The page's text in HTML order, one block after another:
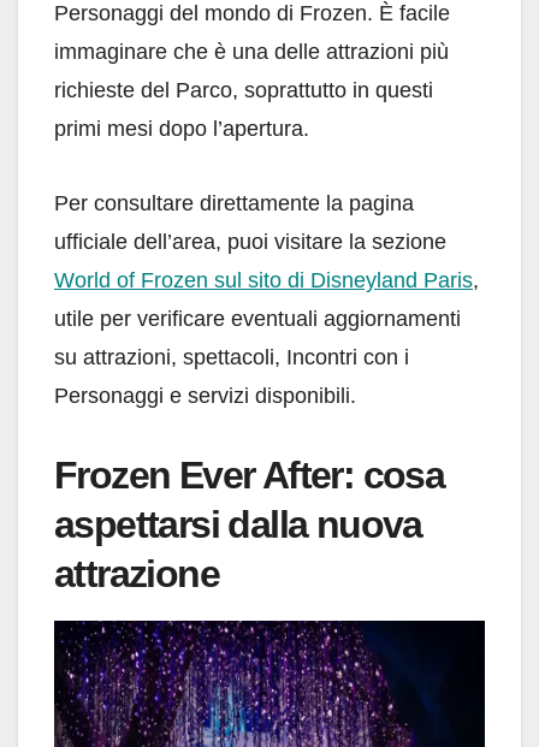
Personaggi del mondo di Frozen. È facile
immaginare che è una delle attrazioni più
richieste del Parco, soprattutto in questi
primi mesi dopo l’apertura.
Per consultare direttamente la pagina
ufficiale dell’area, puoi visitare la sezione
World of Frozen sul sito di Disneyland Paris,
utile per verificare eventuali aggiornamenti
su attrazioni, spettacoli, Incontri con i
Personaggi e servizi disponibili.
Frozen Ever After: cosa
aspettarsi dalla nuova
attrazione